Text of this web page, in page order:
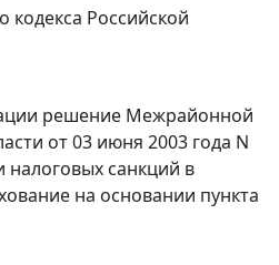
кодекса Российской
решение Межрайонной
от 03 июня 2003 года N
санкций в
на основании пункта